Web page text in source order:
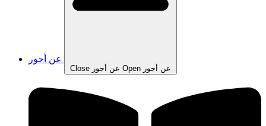
Close عن أجور Open عن أجور